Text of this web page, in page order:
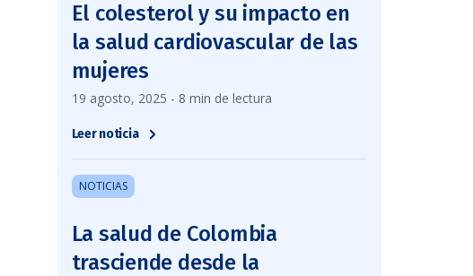
El colesterol y su impacto en
la salud cardiovascular de las
mujeres
19 agosto, 2025 - 8 min de lectura
Leer noticia
NOTICIAS
La salud de Colombia
trasciende desde la